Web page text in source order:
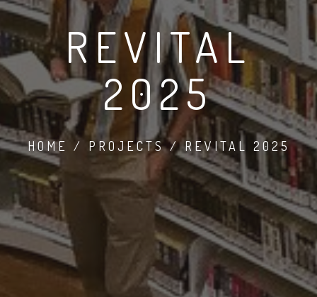
REVITAL
2025
HOME / PROJECTS / REVITAL 2025